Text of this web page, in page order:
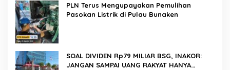
PLN Terus Mengupayakan Pemulihan
Pasokan Listrik di Pulau Bunaken
SOAL DIVIDEN Rp79 MILIAR BSG, INAKOR:
JANGAN SAMPAI UANG RAKYAT HANYA